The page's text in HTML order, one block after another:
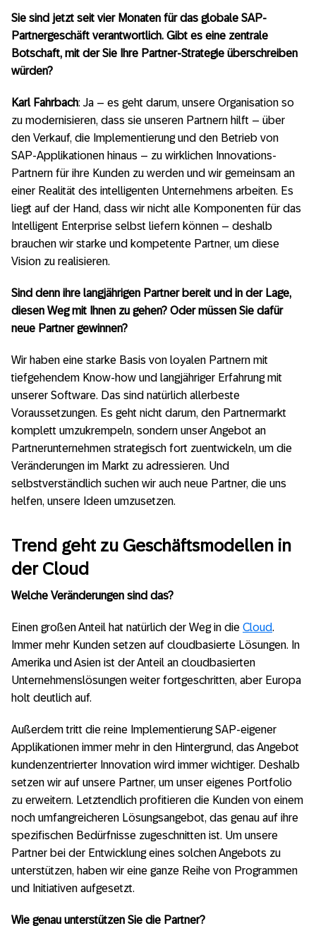
Sie sind jetzt seit vier Monaten für das globale SAP-
Partnergeschäft verantwortlich. Gibt es eine zentrale
Botschaft, mit der Sie Ihre Partner-Strategie überschreiben
würden?
Karl Fahrbach: Ja – es geht darum, unsere Organisation so
zu modernisieren, dass sie unseren Partnern hilft – über
den Verkauf, die Implementierung und den Betrieb von
SAP-Applikationen hinaus – zu wirklichen Innovations-
Partnern für ihre Kunden zu werden und wir gemeinsam an
einer Realität des intelligenten Unternehmens arbeiten. Es
liegt auf der Hand, dass wir nicht alle Komponenten für das
Intelligent Enterprise selbst liefern können – deshalb
brauchen wir starke und kompetente Partner, um diese
Vision zu realisieren.
Sind denn ihre langjährigen Partner bereit und in der Lage,
diesen Weg mit Ihnen zu gehen? Oder müssen Sie dafür
neue Partner gewinnen?
Wir haben eine starke Basis von loyalen Partnern mit
tiefgehendem Know-how und langjähriger Erfahrung mit
unserer Software. Das sind natürlich allerbeste
Voraussetzungen. Es geht nicht darum, den Partnermarkt
komplett umzukrempeln, sondern unser Angebot an
Partnerunternehmen strategisch fort zuentwickeln, um die
Veränderungen im Markt zu adressieren. Und
selbstverständlich suchen wir auch neue Partner, die uns
helfen, unsere Ideen umzusetzen.
Trend geht zu Geschäftsmodellen in
der Cloud
Welche Veränderungen sind das?
Einen großen Anteil hat natürlich der Weg in die Cloud.
Immer mehr Kunden setzen auf cloudbasierte Lösungen. In
Amerika und Asien ist der Anteil an cloudbasierten
Unternehmenslösungen weiter fortgeschritten, aber Europa
holt deutlich auf.
Außerdem tritt die reine Implementierung SAP-eigener
Applikationen immer mehr in den Hintergrund, das Angebot
kundenzentrierter Innovation wird immer wichtiger. Deshalb
setzen wir auf unsere Partner, um unser eigenes Portfolio
zu erweitern. Letztendlich profitieren die Kunden von einem
noch umfangreicheren Lösungsangebot, das genau auf ihre
spezifischen Bedürfnisse zugeschnitten ist. Um unsere
Partner bei der Entwicklung eines solchen Angebots zu
unterstützen, haben wir eine ganze Reihe von Programmen
und Initiativen aufgesetzt.
Wie genau unterstützen Sie die Partner?